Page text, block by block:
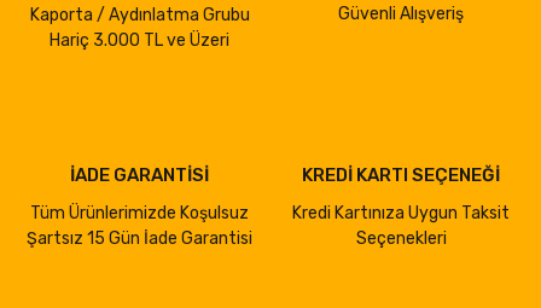
Kaporta / Aydınlatma Grubu
Hariç 3.000 TL ve Üzeri
Güvenli Alışveriş
İADE GARANTİSİ
Tüm Ürünlerimizde Koşulsuz
Şartsız 15 Gün İade Garantisi
KREDİ KARTI SEÇENEĞİ
Kredi Kartınıza Uygun Taksit
Seçenekleri